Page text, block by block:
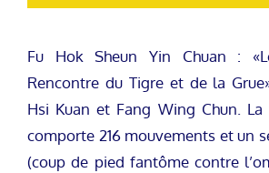
Fu Hok Sheun Yin Chuan :
Rencontre du Tigre et de la
Hsi Kuan et Fang Wing Chun.
comporte 216 mouvements et un
(coup de pied fantôme contre